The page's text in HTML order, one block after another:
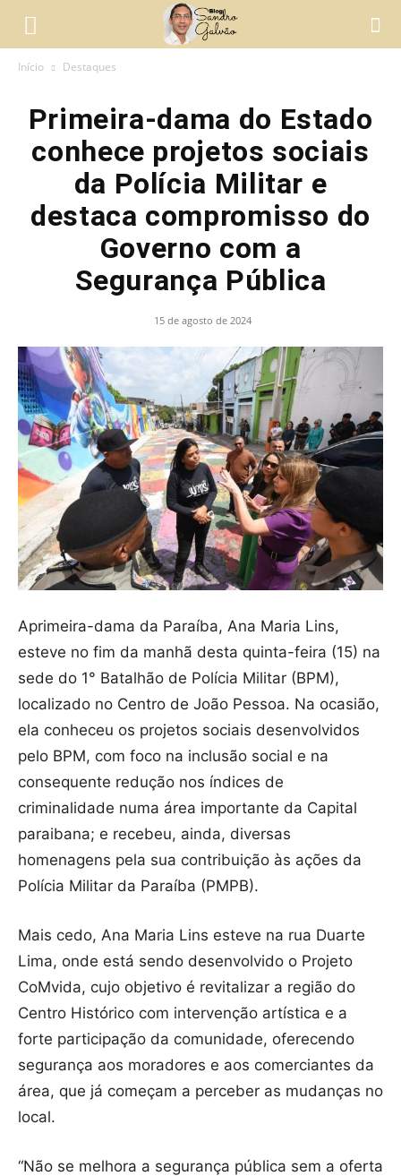
Início Destaques
Primeira-dama do Estado
conhece projetos sociais
da Polícia Militar e
destaca compromisso do
Governo com a
Segurança Pública
15 de agosto de 2024
Aprimeira-dama da Paraíba, Ana Maria Lins,
esteve no fim da manhã desta quinta-feira (15) na
sede do 1° Batalhão de Polícia Militar (BPM),
localizado no Centro de João Pessoa. Na ocasião,
ela conheceu os projetos sociais desenvolvidos
pelo BPM, com foco na inclusão social e na
consequente redução nos índices de
criminalidade numa área importante da Capital
paraibana; e recebeu, ainda, diversas
homenagens pela sua contribuição às ações da
Polícia Militar da Paraíba (PMPB).
Mais cedo, Ana Maria Lins esteve na rua Duarte
Lima, onde está sendo desenvolvido o Projeto
CoMvida, cujo objetivo é revitalizar a região do
Centro Histórico com intervenção artística e a
forte participação da comunidade, oferecendo
segurança aos moradores e aos comerciantes da
área, que já começam a perceber as mudanças no
local.
“Não se melhora a segurança pública sem a oferta